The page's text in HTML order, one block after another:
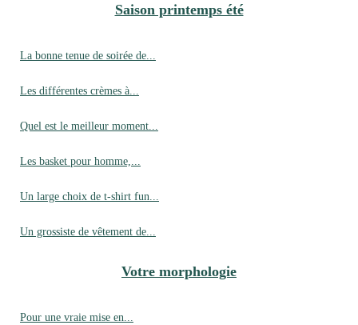
Saison printemps été
La bonne tenue de soirée de...
Les différentes crèmes à...
Quel est le meilleur moment...
Les basket pour homme,...
Un large choix de t-shirt fun...
Un grossiste de vêtement de...
Votre morphologie
Pour une vraie mise en...